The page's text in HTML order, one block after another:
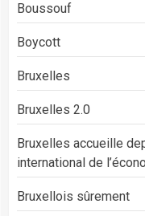
Boussouf
Boycott
Bruxelles
Bruxelles 2.0
Bruxelles accueille
international de
Bruxellois sûrement